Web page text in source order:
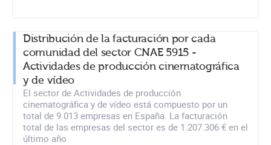
Distribución de la facturación por cada
comunidad del sector CNAE 5915 -
Actividades de producción cinematográfica
y de vídeo
El sector de Actividades de producción
cinematográfica y de vídeo está compuesto por un
total de 9.013 empresas en España. La facturación
total de las empresas del sector es de 1.207.306 € en el
último año